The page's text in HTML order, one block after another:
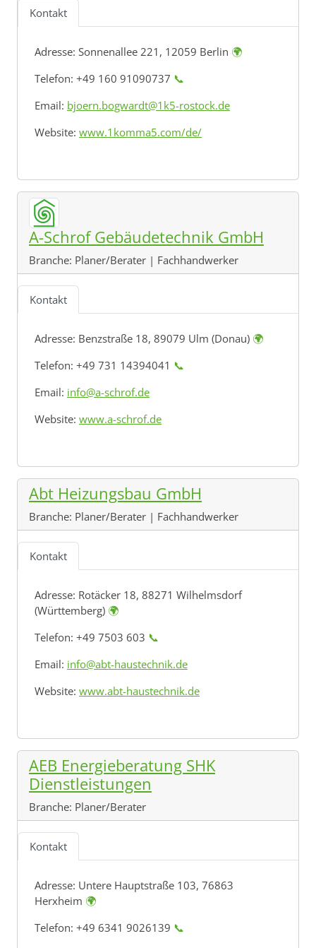
Kontakt
Adresse: Sonnenallee 221, 12059 Berlin 🌍
Telefon: +49 160 91090737 📞
Email: bjoern.bogwardt@1k5-rostock.de
Website: www.1komma5.com/de/
A-Schrof Gebäudetechnik GmbH
Branche: Planer/Berater | Fachhandwerker
Kontakt
Adresse: Benzstraße 18, 89079 Ulm (Donau) 🌍
Telefon: +49 731 14394041 📞
Email: info@a-schrof.de
Website: www.a-schrof.de
Abt Heizungsbau GmbH
Branche: Planer/Berater | Fachhandwerker
Kontakt
Adresse: Rotäcker 18, 88271 Wilhelmsdorf
(Württemberg) 🌍
Telefon: +49 7503 603 📞
Email: info@abt-haustechnik.de
Website: www.abt-haustechnik.de
AEB Energieberatung SHK
Dienstleistungen
Branche: Planer/Berater
Kontakt
Adresse: Untere Hauptstraße 103, 76863
Herxheim 🌍
Telefon: +49 6341 9026139 📞